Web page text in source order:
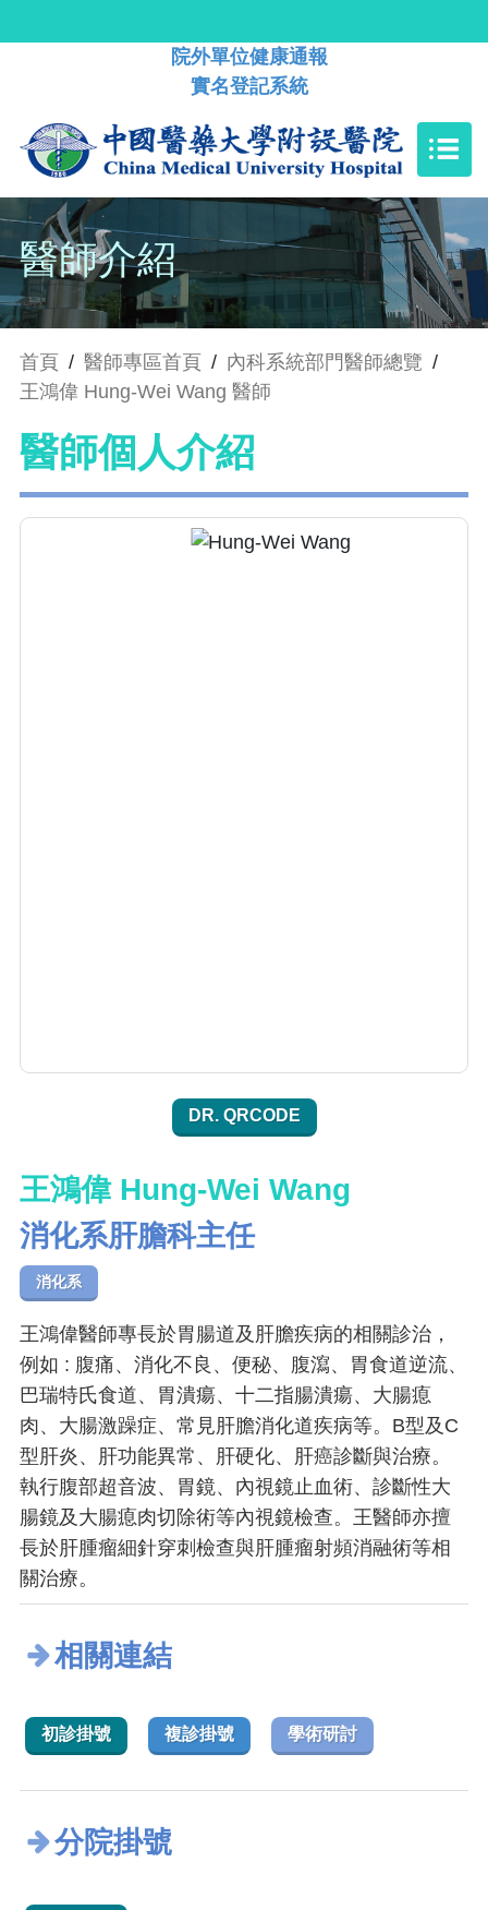
院外單位健康通報
實名登記系統
醫師介紹
首頁 / 醫師專區首頁 / 內科系統部門醫師總覽 /
王鴻偉 Hung-Wei Wang 醫師
醫師個人介紹
DR. QRCODE
王鴻偉 Hung-Wei Wang
消化系肝膽科主任
消化系
王鴻偉醫師專長於胃腸道及肝膽疾病的相關診治，
例如 : 腹痛、消化不良、便秘、腹瀉、胃食道逆流、
巴瑞特氏食道、胃潰瘍、十二指腸潰瘍、大腸瘜
肉、大腸激躁症、常見肝膽消化道疾病等。B型及C
型肝炎、肝功能異常、肝硬化、肝癌診斷與治療。
執行腹部超音波、胃鏡、內視鏡止血術、診斷性大
腸鏡及大腸瘜肉切除術等內視鏡檢查。王醫師亦擅
長於肝腫瘤細針穿刺檢查與肝腫瘤射頻消融術等相
關治療。
相關連結
初診掛號 複診掛號 學術研討
分院掛號